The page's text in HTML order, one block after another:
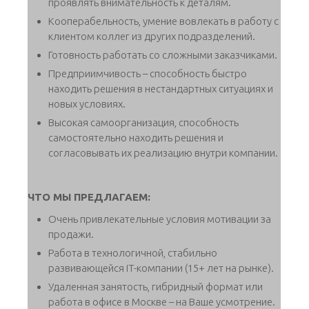
Кооперабельность, умение вовлекать в работу с
клиентом коллег из других подразделений.
Готовность работать со сложными заказчиками.
Предприимчивость – способность быстро
находить решения в нестандартных ситуациях и
новых условиях.
Высокая самоорганизация, способность
самостоятельно находить решения и
согласовывать их реализацию внутри компании.
ЧТО МЫ ПРЕДЛАГАЕМ:
Очень привлекательные условия мотивации за
продажи.
Работа в технологичной, стабильно
развивающейся IT-компании (15+ лет на рынке).
Удаленная занятость, гибридный формат или
работа в офисе в Москве – на Ваше усмотрение.